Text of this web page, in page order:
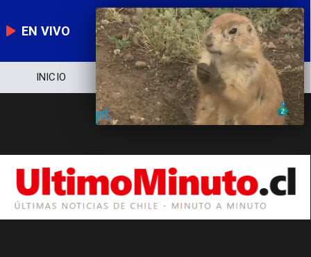
EN VIVO
INICIO NOTICIERO POLÍTICA